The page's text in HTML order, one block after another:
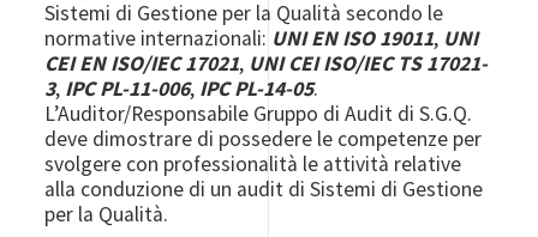
Sistemi di Gestione per la Qualità secondo le
normative internazionali: UNI EN ISO 19011, UNI
CEI EN ISO/IEC 17021, UNI CEI ISO/IEC TS 17021-
3, IPC PL-11-006, IPC PL-14-05.
L’Auditor/Responsabile Gruppo di Audit di S.G.Q.
deve dimostrare di possedere le competenze per
svolgere con professionalità le attività relative
alla conduzione di un audit di Sistemi di Gestione
per la Qualità.